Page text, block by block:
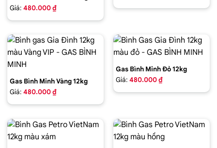
Giá: 480.000 ₫
Gas Bình Minh Vàng 12kg
Giá: 480.000 ₫
Gas Bình Minh Đỏ 12kg
Giá: 480.000 ₫